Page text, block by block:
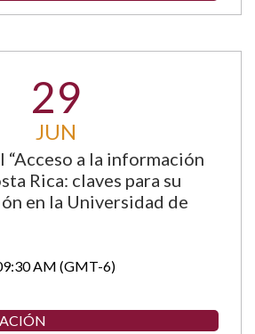
29
JUN
a la información
Rica: claves para su
en la Universidad de
AM (GMT-6)